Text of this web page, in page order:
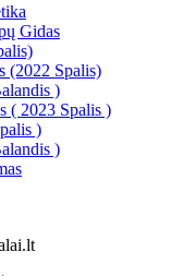
Gidas
(2022 Spalis)
)
( 2023 Spalis )
)
)